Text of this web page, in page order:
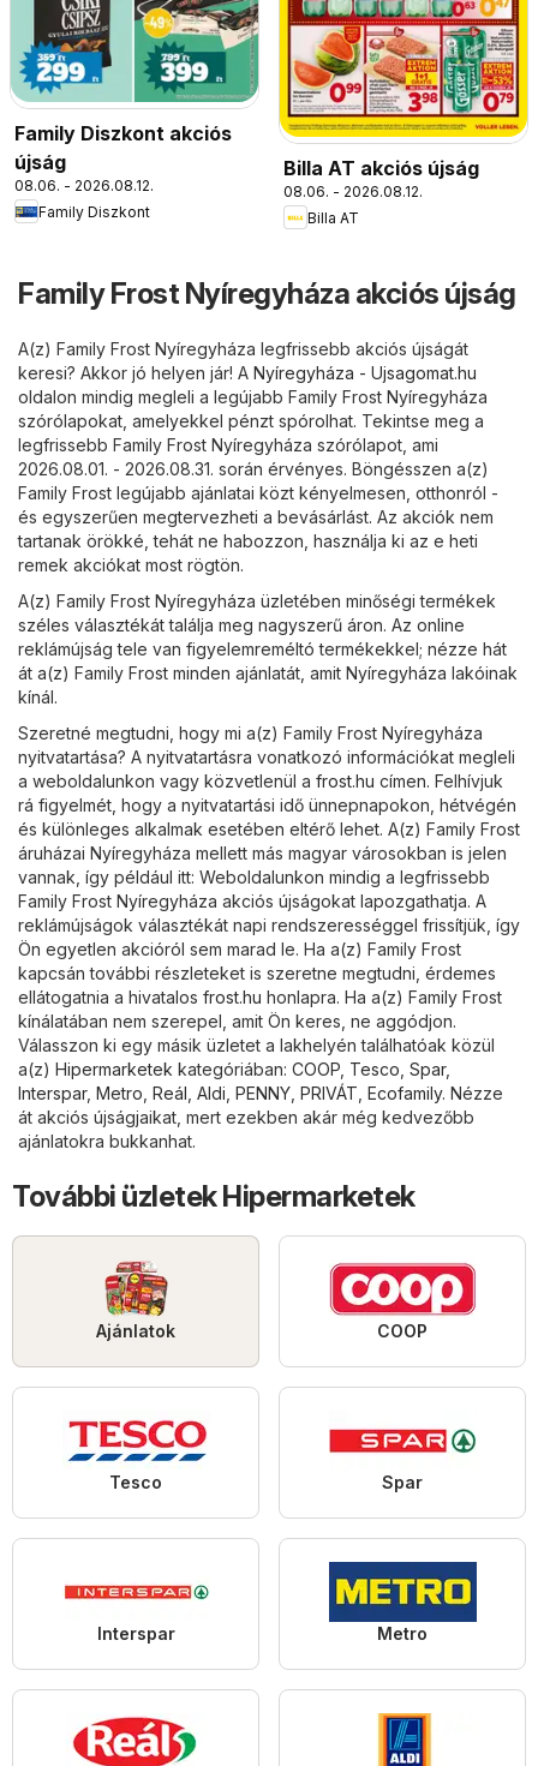
Family Diszkont akciós
újság
08.06. - 2026.08.12.
Family Diszkont
Billa AT akciós újság
08.06. - 2026.08.12.
Billa AT
Family Frost Nyíregyháza akciós újság
A(z) Family Frost Nyíregyháza legfrissebb akciós újságát
keresi? Akkor jó helyen jár! A Nyíregyháza - Ujsagomat.hu
oldalon mindig megleli a legújabb Family Frost Nyíregyháza
szórólapokat, amelyekkel pénzt spórolhat. Tekintse meg a
legfrissebb Family Frost Nyíregyháza szórólapot, ami
2026.08.01. - 2026.08.31. során érvényes. Böngésszen a(z)
Family Frost legújabb ajánlatai közt kényelmesen, otthonról -
és egyszerűen megtervezheti a bevásárlást. Az akciók nem
tartanak örökké, tehát ne habozzon, használja ki az e heti
remek akciókat most rögtön.
A(z) Family Frost Nyíregyháza üzletében minőségi termékek
széles választékát találja meg nagyszerű áron. Az online
reklámújság tele van figyelemreméltó termékekkel; nézze hát
át a(z) Family Frost minden ajánlatát, amit Nyíregyháza lakóinak
kínál.
Szeretné megtudni, hogy mi a(z) Family Frost Nyíregyháza
nyitvatartása? A nyitvatartásra vonatkozó információkat megleli
a weboldalunkon vagy közvetlenül a frost.hu címen. Felhívjuk
rá figyelmét, hogy a nyitvatartási idő ünnepnapokon, hétvégén
és különleges alkalmak esetében eltérő lehet. A(z) Family Frost
áruházai Nyíregyháza mellett más magyar városokban is jelen
vannak, így például itt: Weboldalunkon mindig a legfrissebb
Family Frost Nyíregyháza akciós újságokat lapozgathatja. A
reklámújságok választékát napi rendszerességgel frissítjük, így
Ön egyetlen akcióról sem marad le. Ha a(z) Family Frost
kapcsán további részleteket is szeretne megtudni, érdemes
ellátogatnia a hivatalos frost.hu honlapra. Ha a(z) Family Frost
kínálatában nem szerepel, amit Ön keres, ne aggódjon.
Válasszon ki egy másik üzletet a lakhelyén találhatóak közül
a(z) Hipermarketek kategóriában: COOP, Tesco, Spar,
Interspar, Metro, Reál, Aldi, PENNY, PRIVÁT, Ecofamily. Nézze
át akciós újságjaikat, mert ezekben akár még kedvezőbb
ajánlatokra bukkanhat.
További üzletek Hipermarketek
Ajánlatok COOP
Tesco Spar
Interspar Metro